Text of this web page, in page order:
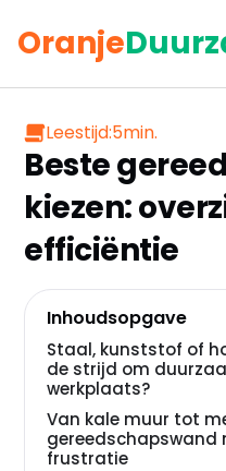
Oranje
Leestijd:5min.
Beste
kiezen:
efficiëntie
Inhoudsopgave
Staal, kunststof of
de strijd om
werkplaats?
Van kale muur tot
gereedschapswand
frustratie